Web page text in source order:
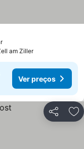
Ver preços
am Ziller
Ver preços
Partilhar